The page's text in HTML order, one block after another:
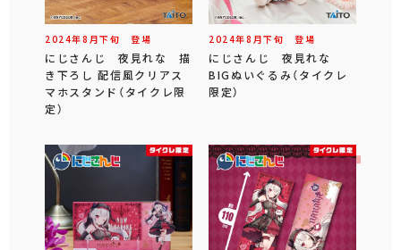
2024年8 月下旬 登場
にじさんじ 夜見れな 描
き下ろし 配信風クリアス
マホスタンド（タイクレ限
定）
2024年8 月下旬 登場
にじさんじ 夜見れな
BIGぬいぐるみ（タイクレ
限定）